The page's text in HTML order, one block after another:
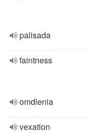
palisada
faintness
omdlenia
vexation